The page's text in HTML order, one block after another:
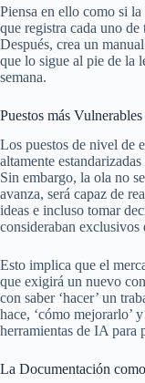
Piensa en ello como si
que registra cada uno
Después, crea un
que lo sigue al pie de la
semana.
Puestos más
Los puestos de nivel de
altamente
Sin embargo, la ola no
avanza, será capaz de
ideas e incluso tomar
consideraban
Esto implica que el
que exigirá un nuevo
con saber ‘hacer’ un
hace, ‘cómo mejorarlo’
herramientas de IA para
La Documentación